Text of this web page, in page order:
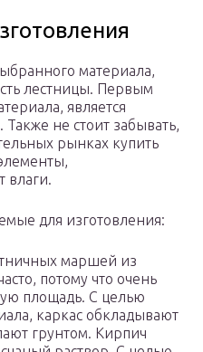
материала,
лестницы. Первым
является
не стоит забывать,
рынках купить
влаги.
для изготовления:
маршей из
потому что очень
площадь. С целью
каркас обкладывают
грунтом. Кирпич